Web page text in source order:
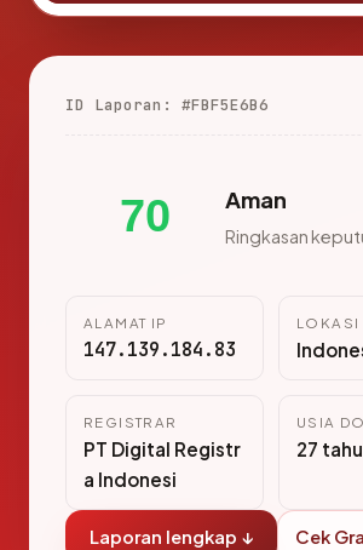
ID Laporan: #FBF5E6B6
70 Aman
Ringkasan
ALAMAT IP
147.139.184.83
LOKASI
REGISTRAR
PT Digital Registr
a Indonesi
USIA
27
Laporan lengkap ↓ Cek